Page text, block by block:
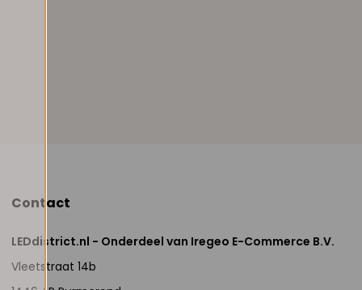
Contact
LEDdistrict.nl - Onderdeel van Iregeo E-Commerce B.V.
Vleetstraat 14b